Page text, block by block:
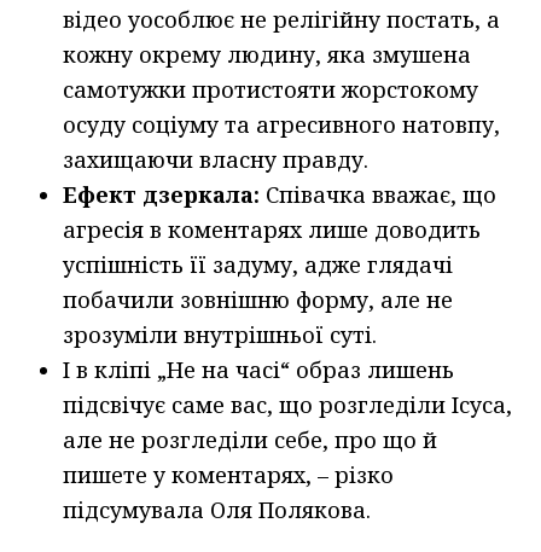
відео уособлює не релігійну постать, а
кожну окрему людину, яка змушена
самотужки протистояти жорстокому
осуду соціуму та агресивного натовпу,
захищаючи власну правду.
Ефект дзеркала: Співачка вважає, що
агресія в коментарях лише доводить
успішність її задуму, адже глядачі
побачили зовнішню форму, але не
зрозуміли внутрішньої суті.
І в кліпі „Не на часі“ образ лишень
підсвічує саме вас, що розгледіли Ісуса,
але не розгледіли себе, про що й
пишете у коментарях, – різко
підсумувала Оля Полякова.